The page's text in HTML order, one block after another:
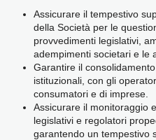
Assicurare il tempestivo
della Società per le
provvedimenti legislativi,
adempimenti societari e le
Garantire il
istituzionali, con gli
consumatori e di imprese.
Assicurare il monitoraggio
legislativi e regolatori
garantendo un tempestivo